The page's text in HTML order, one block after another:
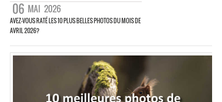
06 MAI 2026
AVEZ-VOUS RATÉ LES 10 PLUS BELLES PHOTOS DU MOIS DE
AVRIL 2026?